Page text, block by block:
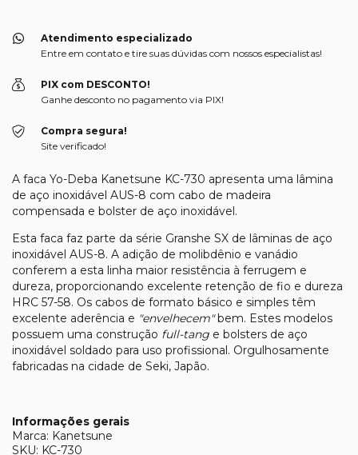
Atendimento especializado
Entre em contato e tire suas dúvidas com nossos especialistas!
PIX com DESCONTO!
Ganhe desconto no pagamento via PIX!
Compra segura!
Site verificado!
A faca Yo-Deba Kanetsune KC-730 apresenta uma lâmina
de aço inoxidável AUS-8 com cabo de madeira
compensada e bolster de aço inoxidável.
Esta faca faz parte da série Granshe SX de lâminas de aço
inoxidável AUS-8. A adição de molibdênio e vanádio
conferem a esta linha maior resistência à ferrugem e
dureza, proporcionando excelente retenção de fio e dureza
HRC 57-58. Os cabos de formato básico e simples têm
excelente aderência e "envelhecem"bem. Estes modelos
possuem uma construção full-tang e bolsters de aço
inoxidável soldado para uso profissional. Orgulhosamente
fabricadas na cidade de Seki, Japão.
Informações gerais
Marca: Kanetsune
SKU: KC-730